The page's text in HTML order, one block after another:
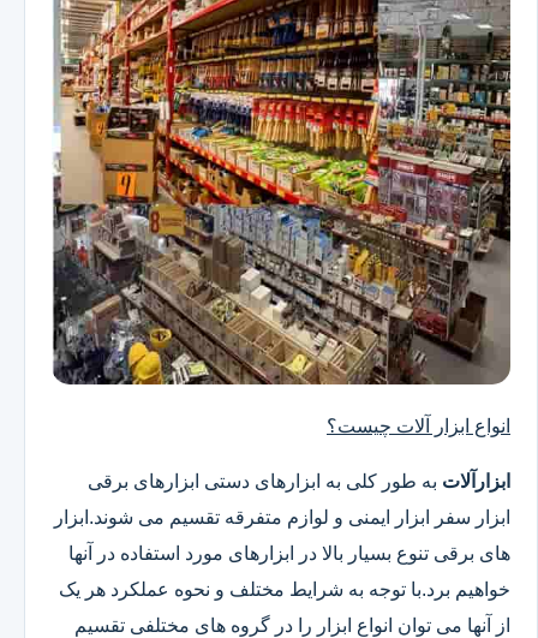
انواع ابزار آلات چیست؟
ابزارآلات به طور کلی به ابزارهای دستی ابزارهای برقی
ابزار سفر ابزار ایمنی و لوازم متفرقه تقسیم می شوند.ابزار
های برقی تنوع بسیار بالا در ابزارهای مورد استفاده در آنها
خواهیم برد.با توجه به شرایط مختلف و نحوه عملکرد هر یک
از آنها می توان انواع ابزار را در گروه های مختلفی تقسیم